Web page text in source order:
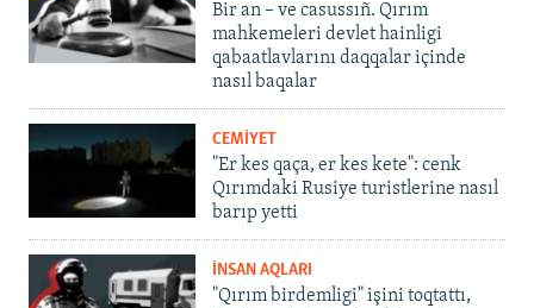
Bir an – ve casussıñ. Qırım
mahkemeleri devlet hainligi
qabaatlavlarını daqqalar içinde
nasıl baqalar
CEMİYET
"Er kes qaça, er kes kete": cenk
Qırımdaki Rusiye turistlerine nasıl
barıp yetti
İNSAN AQLARI
"Qırım birdemligi" işini toqtattı,